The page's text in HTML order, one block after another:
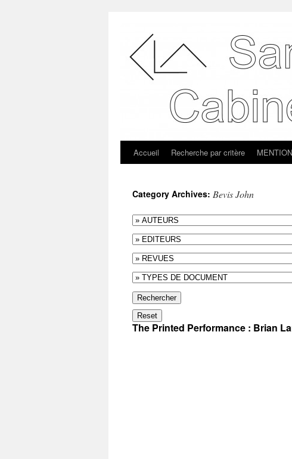
Accueil Recherche par critère
Category Archives: Bevis John
Rechercher
Reset
The Printed Performance : Brian